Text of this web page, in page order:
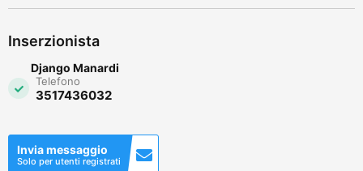
Inserzionista
Django Manardi
Telefono
3517436032
Invia messaggio
Solo per utenti registrati